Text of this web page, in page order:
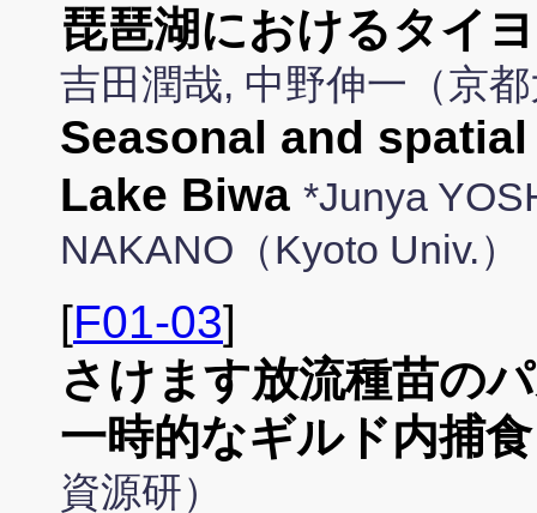
琵琶湖におけるタイ
吉田潤哉, 中野伸一（京
Seasonal and
Lake Biwa *Junya
NAKANO（Kyoto Univ.）
[F01-03]
さけます放流種苗の
一時的なギルド内捕食
資源研）